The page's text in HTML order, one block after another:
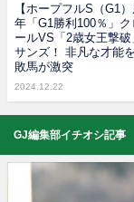
【ホープフルS（G1
年「G1勝利100％」ク
ールVS「2歳女王撃破
サンズ！ 非凡な才能
敗馬が激突
2024.12.22
GJ編集部イチオシ記事